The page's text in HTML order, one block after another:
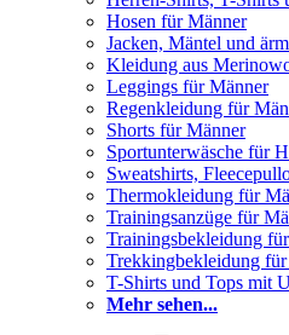
Hosen für Männer
Jacken, Mäntel und
Kleidung aus
Leggings für Männer
Regenkleidung für
Shorts für Männer
Sportunterwäsche für
Sweatshirts,
Thermokleidung für
Trainingsanzüge für
Trainingsbekleidung
Trekkingbekleidung
T-Shirts und Tops mit
Mehr sehen...